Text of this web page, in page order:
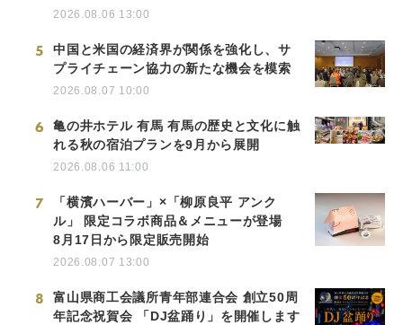
2026.08.06 13:00
5
中国と米国の経済界が関係を強化し、サ
プライチェーン協力の新たな機会を模索
2026.08.07 10:00
6
亀の井ホテル 有馬 有馬の歴史と文化に触
れる秋の宿泊プランを9月から展開
2026.08.06 11:00
7
「横濱ハーバー」×「柳原良平 アンク
ル」 限定コラボ商品＆メニューが登場
8月17日から限定販売開始
2026.08.07 13:00
8
富山県商工会議所青年部連合会 創立50周
年記念祝賀会 「DJ盆踊り」を開催します